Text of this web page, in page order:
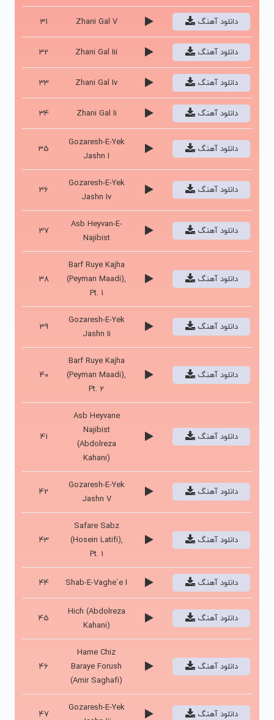
31 Zhani Gal V دانلود آهنگ
32 Zhani Gal Iii دانلود آهنگ
33 Zhani Gal Iv دانلود آهنگ
34 Zhani Gal Ii دانلود آهنگ
35
Gozaresh-E-Yek
Jashn I
دانلود آهنگ
36
Gozaresh-E-Yek
Jashn Iv
دانلود آهنگ
37
Asb Heyvan-E-
Najibist
دانلود آهنگ
38
Barf Ruye Kajha
(Peyman Maadi),
Pt. 1
دانلود آهنگ
39
Gozaresh-E-Yek
Jashn Ii
دانلود آهنگ
40
Barf Ruye Kajha
(Peyman Maadi),
Pt. 2
دانلود آهنگ
41
Asb Heyvane
Najibist
(Abdolreza
Kahani)
دانلود آهنگ
42
Gozaresh-E-Yek
Jashn V
دانلود آهنگ
43
Safare Sabz
(Hosein Latifi),
Pt. 1
دانلود آهنگ
44 Shab-E-Vaghe`e I دانلود آهنگ
45
Hich (Abdolreza
Kahani)
دانلود آهنگ
46
Hame Chiz
Baraye Forush
(Amir Saghafi)
دانلود آهنگ
47
Gozaresh-E-Yek
دانلود آهنگ